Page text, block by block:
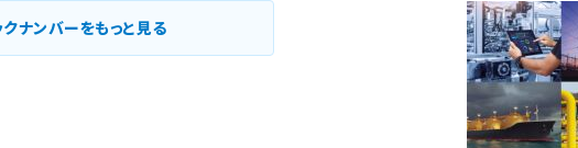
ナンバーをもっと見る